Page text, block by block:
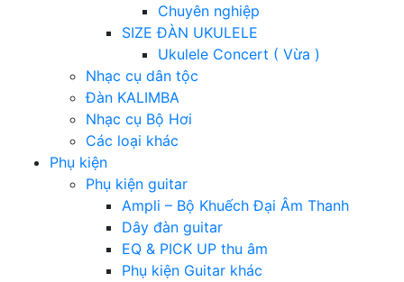
Chuyên nghiệp
SIZE ĐÀN UKULELE
Ukulele Concert ( Vừa )
Nhạc cụ dân tộc
Đàn KALIMBA
Nhạc cụ Bộ Hơi
Các loại khác
Phụ kiện
Phụ kiện guitar
Ampli – Bộ Khuếch Đại Âm Thanh
Dây đàn guitar
EQ & PICK UP thu âm
Phụ kiện Guitar khác